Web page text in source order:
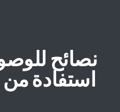
نصائح
استفادة